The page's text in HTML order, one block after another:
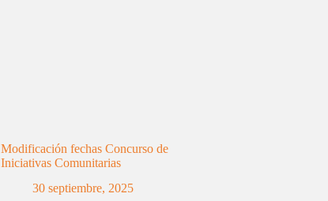
Modificación fechas Concurso de
Iniciativas Comunitarias
30 septiembre, 2025